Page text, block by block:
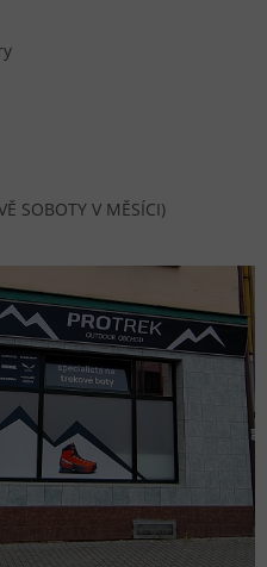
SOBOTY V MĚSÍCI)